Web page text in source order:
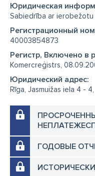
Юридическая
Sabiedrība ar
Регистрационный
40003854873
Регистр, Включено в
Komercreģistrs,
Юридический адрес:
Rīga, Jasmuižas iela 4 - 4,
ГОДОВЫЕ